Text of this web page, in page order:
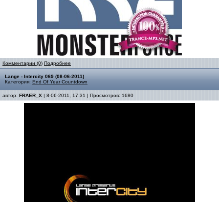
Комментарии (0) Подробнее
Lange - Intercity 069 (08-06-2011)
Категория: End Of Year Countdown
автор: FRAER_X | 8-06-2011, 17:31 | Просмотров: 1680